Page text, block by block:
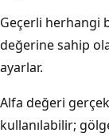
Geçerli herhangi
değerine sahip
ayarlar.
Alfa değeri
kullanılabilir;